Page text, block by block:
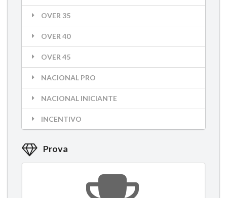
OVER 35
OVER 40
OVER 45
NACIONAL PRO
NACIONAL INICIANTE
INCENTIVO
Prova